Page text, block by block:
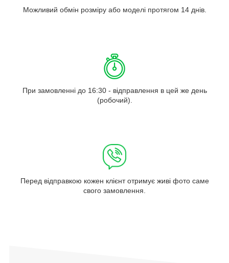
Можливий обмін розміру або моделі протягом 14 днів.
При замовленні до 16:30 - відправлення в цей же день
(робочий).
Перед відправкою кожен клієнт отримує живі фото саме
свого замовлення.